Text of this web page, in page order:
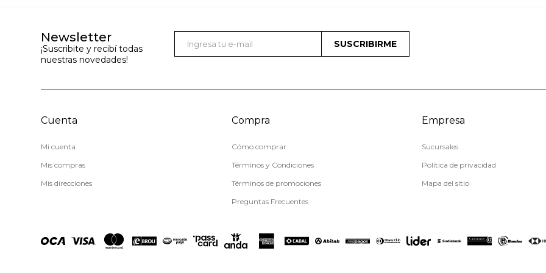
Newsletter
¡Suscribite y recibí todas
nuestras novedades!
SUSCRIBIRME
Cuenta
Mi cuenta
Mis compras
Mis direcciones
Compra
Cómo comprar
Términos y Condiciones
Términos de promociones
Preguntas Frecuentes
Empresa
Sucursales
Política de privacidad
Mapa del sitio